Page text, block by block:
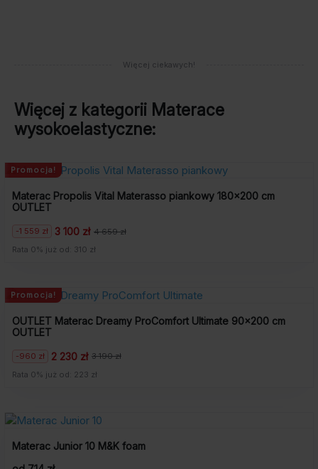
Więcej ciekawych!
Więcej z kategorii Materace
wysokoelastyczne:
Promocja!
Materac Propolis Vital Materasso piankowy 180×200 cm
OUTLET
4 659 zł
Pierwotna
cena
zł.
3 100 zł
Aktualna
cena
zł.
-1 559 zł
Rata 0% już od: 310 zł
Promocja!
OUTLET Materac Dreamy ProComfort Ultimate 90×200 cm
OUTLET
3 190 zł
Pierwotna
cena
zł.
2 230 zł
Aktualna
cena
zł.
-960 zł
Rata 0% już od: 223 zł
Materac Junior 10 M&K foam